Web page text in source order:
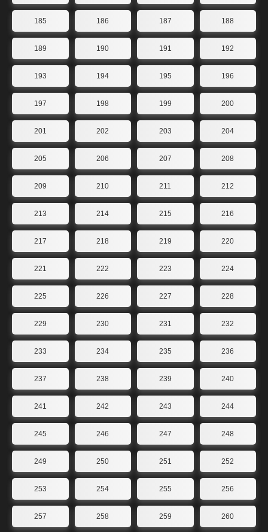
185 186 187 188
189 190 191 192
193 194 195 196
197 198 199 200
201 202 203 204
205 206 207 208
209 210 211 212
213 214 215 216
217 218 219 220
221 222 223 224
225 226 227 228
229 230 231 232
233 234 235 236
237 238 239 240
241 242 243 244
245 246 247 248
249 250 251 252
253 254 255 256
257 258 259 260